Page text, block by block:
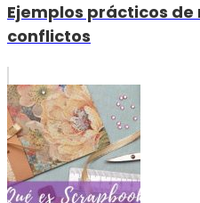
Ejemplos prácticos de
conflictos